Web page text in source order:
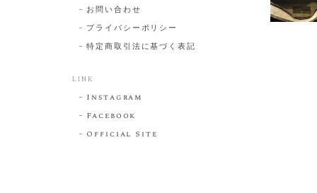
お問い合わせ
プライバシーポリシー
特定商取引法に基づく表記
LINK
Instagram
Facebook
Official Site